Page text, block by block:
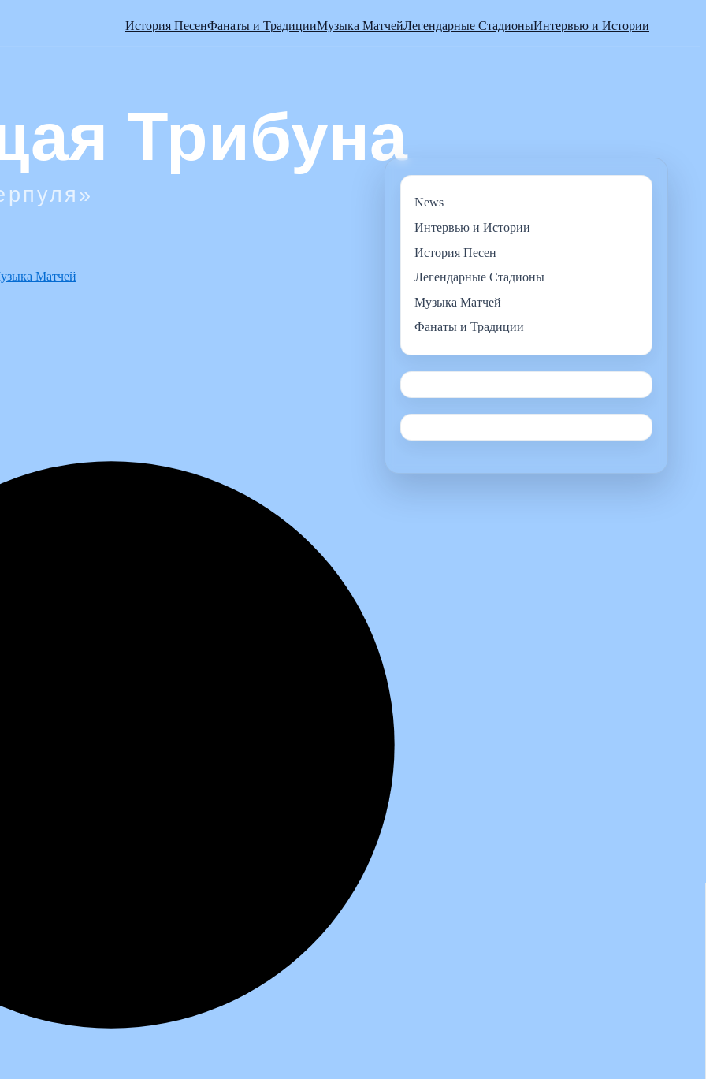
История ПесенФанаты и ТрадицииМузыка МатчейЛегендарные СтадионыИнтервью и Истории
Матчей
News
Интервью и Истории
История Песен
Легендарные Стадионы
Музыка Матчей
Фанаты и Традиции